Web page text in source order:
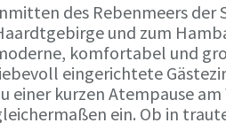
des Rebenmeers der
und zum
komfortabel und
eingerichtete
einer kurzen Atempause
ein. Ob in